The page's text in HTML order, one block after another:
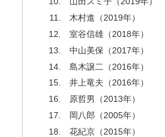
木村進（2019年）
室谷信雄（2018年）
中山美保（2017年）
島木譲二（2016年）
井上竜夫（2016年）
原哲男（2013年）
岡八郎（2005年）
花紀京（2015年）